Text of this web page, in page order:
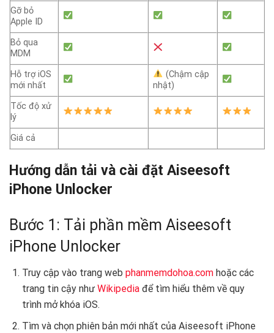
Gỡ bỏ
Apple ID
Bỏ qua
MDM
Hỗ trợ iOS
mới nhất
(Chậm cập
nhật)
Tốc độ xử
lý
Giá cả
Hướng dẫn tải và cài đặt Aiseesoft
iPhone Unlocker
Bước 1: Tải phần mềm Aiseesoft
iPhone Unlocker
Truy cập vào trang web phanmemdohoa.comhoặc các
trang tin cậy như Wikipediađể tìm hiểu thêm về quy
trình mở khóa iOS.
Tìm và chọn phiên bản mới nhất của Aiseesoft iPhone